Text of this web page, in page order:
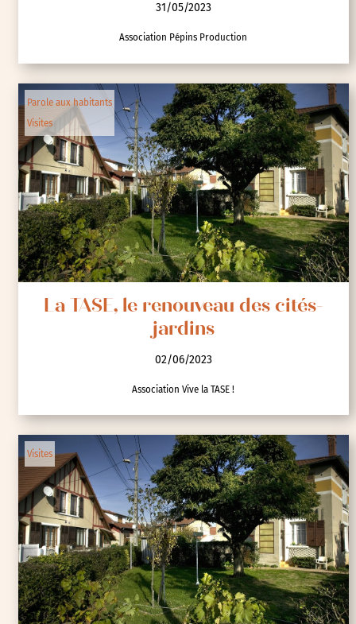
31/05/2023
Association Pépins Production
Parole aux habitants
Visites
La TASE, le renouveau des cités-
jardins
02/06/2023
Association Vive la TASE !
Visites